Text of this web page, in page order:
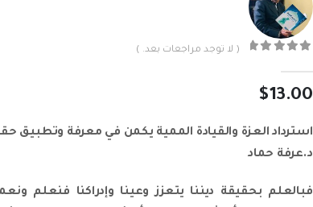
( لا توجد مراجعات بعد. )
$13.00
استرداد العزة والقيادة الممية يكمن في معرفة وتطبيق
د.عرفة حماد
فبالعلم بحقيقة ديننا يتعزز وعينا وإدراكنا فنعلم